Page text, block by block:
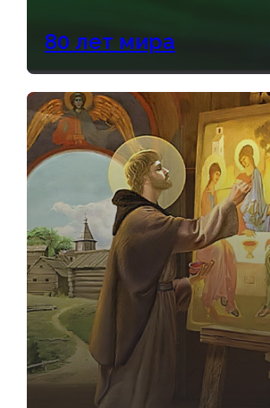
80 лет мира
История епархии